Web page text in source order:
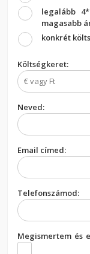
legalább
magasabb
konkrét
Költségkeret:
Neved:
Email címed:
Telefonszámod:
Megismertem és